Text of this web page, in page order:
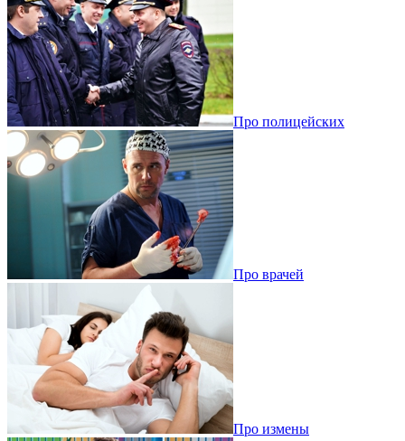
Про полицейских
Про врачей
Про измены